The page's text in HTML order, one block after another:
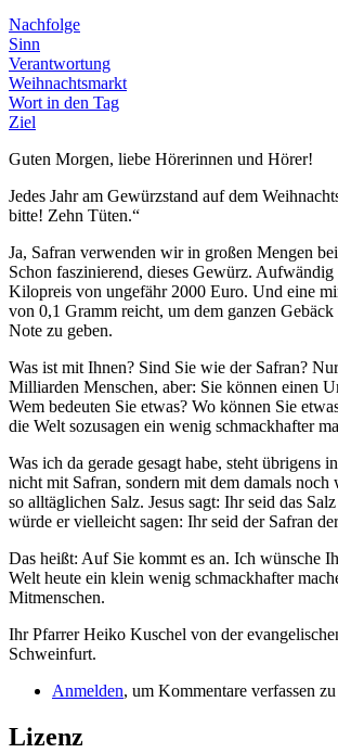
Nachfolge
Sinn
Verantwortung
Weihnachtsmarkt
Wort in den Tag
Ziel
Guten Morgen, liebe Hörerinnen und Hörer!
Jedes Jahr am Gewürzstand auf dem
bitte! Zehn Tüten.“
Ja, Safran verwenden wir in großen Mengen
Schon faszinierend, dieses Gewürz.
Kilopreis von ungefähr 2000 Euro. Und eine
von 0,1 Gramm reicht, um dem ganzen Gebäck
Note zu geben.
Was ist mit Ihnen? Sind Sie wie der Safran?
Milliarden Menschen, aber: Sie können einen
Wem bedeuten Sie etwas? Wo können Sie
die Welt sozusagen ein wenig schmackhafter
Was ich da gerade gesagt habe, steht übrigens
nicht mit Safran, sondern mit dem damals
so alltäglichen Salz. Jesus sagt: Ihr seid das
würde er vielleicht sagen: Ihr seid der Safran
Das heißt: Auf Sie kommt es an. Ich wünsche
Welt heute ein klein wenig schmackhafter
Mitmenschen.
Ihr Pfarrer Heiko Kuschel von der
Schweinfurt.
Anmelden, um Kommentare verfassen
Lizenz